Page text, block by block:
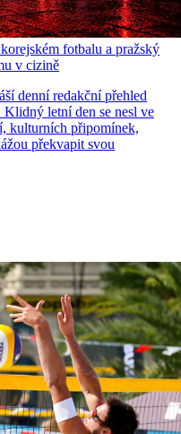
fotbalu a pražský
v cizině
denní redakční přehled
Klidný letní den se nesl ve
kulturních připomínek,
překvapit svou